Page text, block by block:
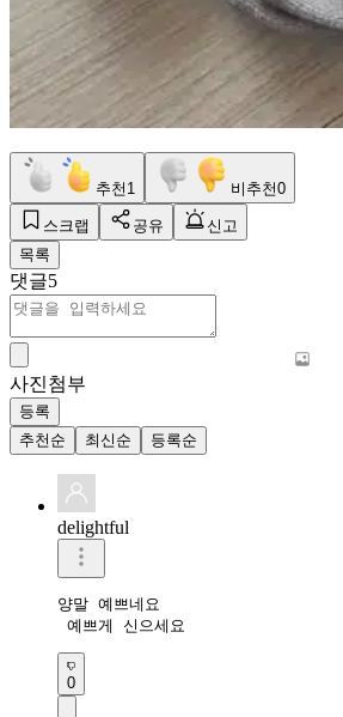
추천 1 비추천0
스크랩 공유
신고
목록
댓글5
사진첨부
등록
추천순
최신순 등록순
delightful
양말 예쁘네요
예쁘게 신으세요
0